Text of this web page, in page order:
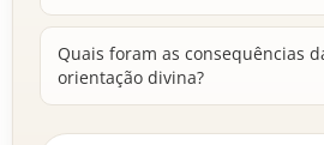
Quais foram as consequências
orientação divina?